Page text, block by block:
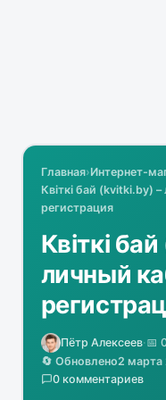
Главная›Интернет-
Квіткі бай (kvitki.by)
регистрация
Квіткі
личный
Пётр Алексеев·📅
🔄 Обновлено2 марта
0 комментариев